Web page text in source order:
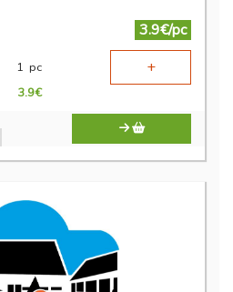
3.9€/pc
1 pc +
3.9€